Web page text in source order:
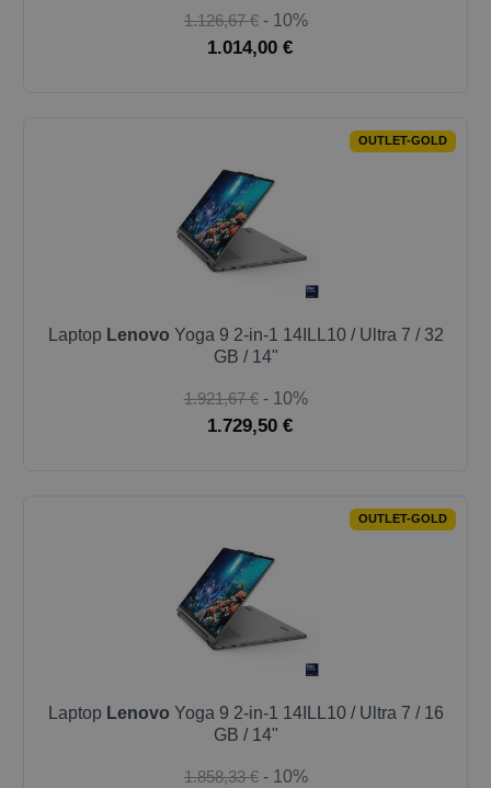
1.126,67 € - 10%
1.014,00 €
OUTLET-GOLD
Laptop Lenovo Yoga 9 2-in-1 14ILL10 / Ultra 7 / 32
GB / 14"
1.921,67 € - 10%
1.729,50 €
OUTLET-GOLD
Laptop Lenovo Yoga 9 2-in-1 14ILL10 / Ultra 7 / 16
GB / 14"
1.858,33 € - 10%